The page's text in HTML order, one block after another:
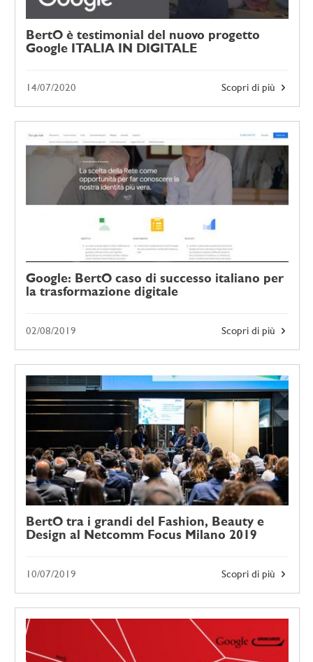
BertO è testimonial del nuovo progetto
Google ITALIA IN DIGITALE
Scopri di più
14/07/2020
Google: BertO caso di successo italiano per
la trasformazione digitale
Scopri di più
02/08/2019
BertO tra i grandi del Fashion, Beauty e
Design al Netcomm Focus Milano 2019
Scopri di più
10/07/2019